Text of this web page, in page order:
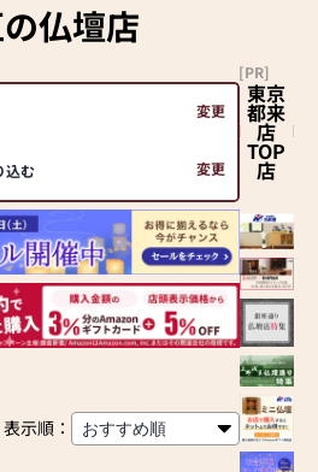
の仏壇店
変更
込む 変更
表示順：
東京
都来
店
TOP
店
[PR]